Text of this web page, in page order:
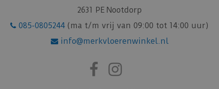
2631 PE Nootdorp
085-0805244 (ma t/m vrij van 09:00 tot 14:00 uur)
info@merkvloerenwinkel.nl